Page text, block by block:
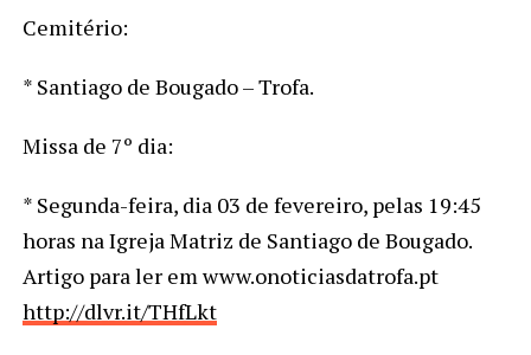
Cemitério:
* Santiago de Bougado – Trofa.
Missa de 7º dia:
* Segunda-feira, dia 03 de fevereiro, pelas 19:45
horas na Igreja Matriz de Santiago de Bougado.
Artigo para ler em www.onoticiasdatrofa.pt
http://dlvr.it/THfLkt